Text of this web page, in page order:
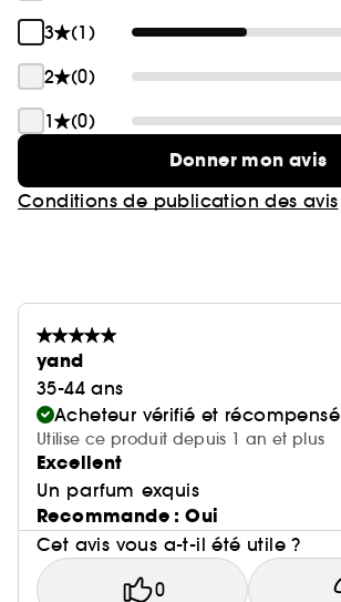
3
(1)
2
(0)
1
(0)
Donner mon avis
Conditions de publication des avis
yand
35-44 ans
Acheteur vérifié et récompensé
Utilise ce produit depuis 1 an et plus
Excellent
Un parfum exquis
Recommande : Oui
Cet avis vous a-t-il été utile ?
0